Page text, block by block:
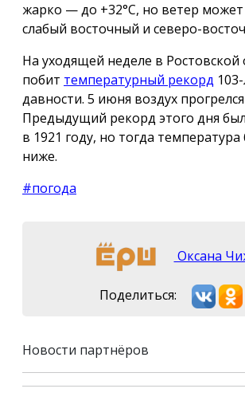
жарко — до +32°С, но ветер может
слабый восточный и северо-
На уходящей неделе в Ростовской
побит температурный рекорд
давности. 5 июня воздух
Предыдущий рекорд этого дня
в 1921 году, но тогда температура
ниже.
#погода
Оксана
Поделиться:
Новости партнёров